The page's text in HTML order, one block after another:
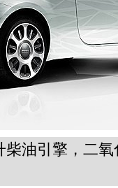
柴油引擎，二